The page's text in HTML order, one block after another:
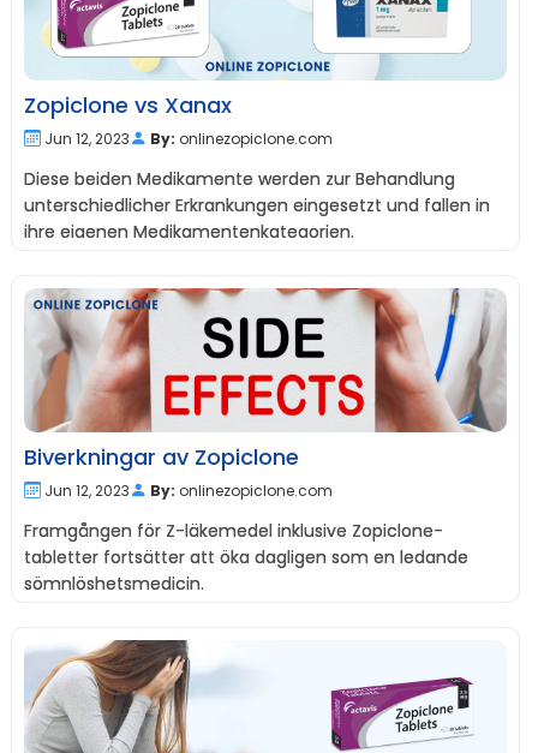
Zopiclone vs Xanax
Jun 12, 2023 By: onlinezopiclone.com
Diese beiden Medikamente werden zur Behandlung
unterschiedlicher Erkrankungen eingesetzt und fallen in
ihre eigenen Medikamentenkategorien.
Biverkningar av Zopiclone
Jun 12, 2023 By: onlinezopiclone.com
Framgången för Z-läkemedel inklusive Zopiclone-
tabletter fortsätter att öka dagligen som en ledande
sömnlöshetsmedicin.